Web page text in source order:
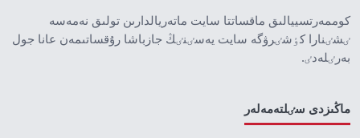
كوممەرتسييالىق ماقساتتا سايت ماتەريالدارىن تولىق نەمەسە
ٸشٸنارا كٶشٸرۋگە سايت يەسٸنٸڭ جازباشا رۇقساتىمەن عانا جول
بەرٸلەدٸ.
ماڭىزدى سٸلتەمەلەر